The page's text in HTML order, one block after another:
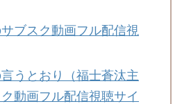
ブスク動画フル配信視
うとおり（福士蒼汰主
動画フル配信視聴サイ